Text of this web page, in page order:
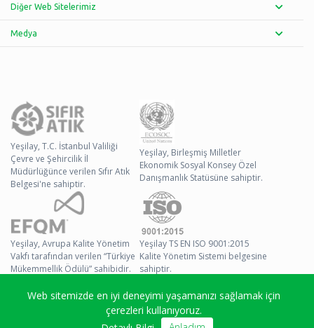
Web sitemizde en iyi deneyimi yaşamanızı sağlamak için
çerezleri kullanıyoruz.
Diğer Web Sitelerimiz
Medya
Yeşilay, T.C. İstanbul Valiliği
Çevre ve Şehircilik İl
Müdürlüğünce verilen Sıfır Atık
Belgesi'ne sahiptir.
Yeşilay, Birleşmiş Milletler
Ekonomik Sosyal Konsey Özel
Danışmanlık Statüsüne sahiptir.
Yeşilay, Avrupa Kalite Yönetim
Vakfı tarafından verilen “Türkiye
Mükemmellik Ödülü” sahibidir.
Yeşilay TS EN ISO 9001:2015
Kalite Yönetim Sistemi belgesine
sahiptir.
© 2026 Yeşilay Tüm
Hakları Saklıdır